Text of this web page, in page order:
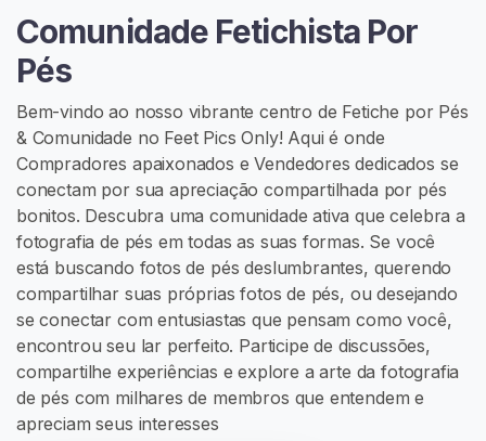
Comunidade Fetichista Por
Pés
Bem-vindo ao nosso vibrante centro de Fetiche por Pés
& Comunidade no Feet Pics Only! Aqui é onde
Compradores apaixonados e Vendedores dedicados se
conectam por sua apreciação compartilhada por pés
bonitos. Descubra uma comunidade ativa que celebra a
fotografia de pés em todas as suas formas. Se você
está buscando fotos de pés deslumbrantes, querendo
compartilhar suas próprias fotos de pés, ou desejando
se conectar com entusiastas que pensam como você,
encontrou seu lar perfeito. Participe de discussões,
compartilhe experiências e explore a arte da fotografia
de pés com milhares de membros que entendem e
apreciam seus interesses
r
I
N
S
C
R
E
V
A
-
S
G
R
Á
I
S
>